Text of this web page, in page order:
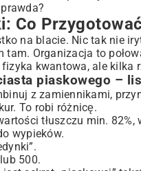
z owocami mrożonymi
Eksperta
po upieczeniu?
świeżość na dłużej?
z owocami?
z Owocami – Twój Nowy
Co
na blacie. Nic tak nie
tam. Organizacja to
kwantowa, ale
piaskowego –
z zamiennikami,
To robi różnicę.
tłuszczu min.
wypieków.
500.